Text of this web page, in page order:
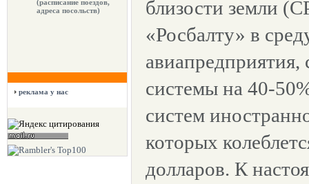
(расписание поездов,
адреса посольств)
реклама у нас
близости земли
«Росбалту» в
авиапредприятия,
системы на 40-
систем
которых
долларов. К